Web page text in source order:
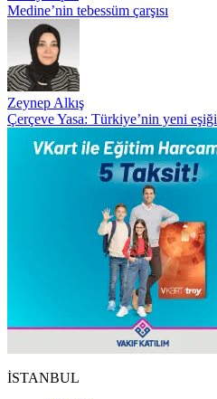
Medine’nin tebessüm çarşısı
Zeynep Alkış
Çerçeve Yasa: Türkiye’nin yeni eşiği
İSTANBUL